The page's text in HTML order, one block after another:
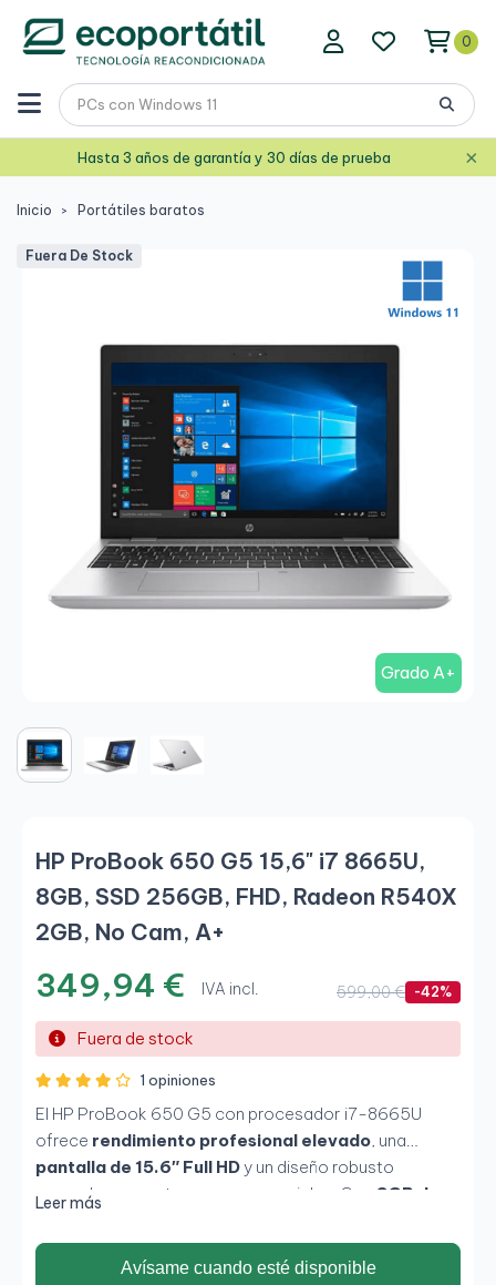
0
Hasta 3 años de garantía y 30 días de prueba ×
Inicio Portátiles baratos
Grado A+
Fuera De Stock
HP ProBook 650 G5 15,6" i7 8665U,
8GB, SSD 256GB, FHD, Radeon R540X
2GB, No Cam, A+
349,94 € IVA incl. 599,00 € -42%
Fuera de stock
1 opiniones
El HP ProBook 650 G5 con procesador i7-8665U
ofrece rendimiento profesional elevado, una
pantalla de 15.6″ Full HDy un diseño robusto
pensado para entornos empresariales. Con 8GB de
multitarea, gestión documental, programas
corporativos y uso diario intensivo, manteniendo
Leer más
Avísame cuando esté disponible